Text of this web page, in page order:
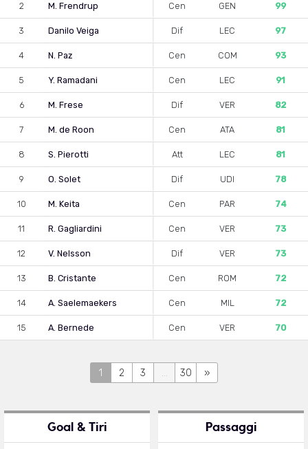
2 M. Frendrup Cen GEN 99
3 Danilo Veiga Dif LEC 97
4 N. Paz Cen COM 93
5 Y. Ramadani Cen LEC 91
6 M. Frese Dif VER 82
7 M. de Roon Cen ATA 81
8 S. Pierotti Att LEC 81
9 O. Solet Dif UDI 78
10 M. Keita Cen PAR 74
11 R. Gagliardini Cen VER 73
12 V. Nelsson Dif VER 73
13 B. Cristante Cen ROM 72
14 A. Saelemaekers Cen MIL 72
15 A. Bernede Cen VER 70
1 2 3 ... 30 »
Goal & Tiri Passaggi